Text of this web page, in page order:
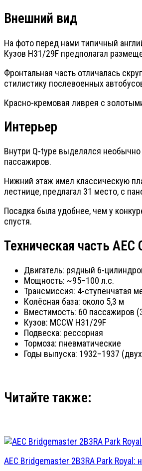
Внешний вид
На фото перед нами типичный
Кузов H31/29F предполагал
Фронтальная часть отличалась
стилистику послевоенных
Красно-кремовая ливрея с
Интерьер
Внутри Q-type выделялся
пассажиров.
Нижний этаж имел классическую
лестнице, предлагал 31 место, с
Посадка была удобнее, чем у
спустя.
Техническая часть
Двигатель: рядный 6-
Мощность: ~95–100 л.с.
Трансмиссия: 4-ступенчатая
Колёсная база: около 5,3 м
Вместимость: 60 пассажиров
Кузов: MCCW H31/29F
Подвеска: рессорная
Тормоза: пневматические
Годы выпуска: 1932–1937
Читайте также:
AEC Bridgemaster 2B3RA Park Royal: